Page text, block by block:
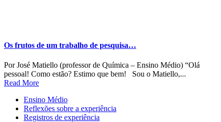
Os frutos de um trabalho de pesquisa…
Por José Matiello (professor de Química – Ensino Médio) “Olá
pessoal! Como estão? Estimo que bem! Sou o Matiello,...
Read More
Ensino Médio
Reflexões sobre a experiência
Registros de experiência